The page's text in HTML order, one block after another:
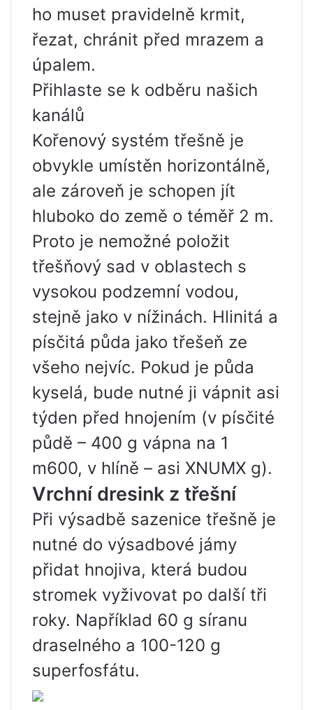
ho muset pravidelně krmit,
řezat, chránit před mrazem a
úpalem.
Přihlaste se k odběru našich
kanálů
Kořenový systém třešně je
obvykle umístěn horizontálně,
ale zároveň je schopen jít
hluboko do země o téměř 2 m.
Proto je nemožné položit
třešňový sad v oblastech s
vysokou podzemní vodou,
stejně jako v nížinách. Hlinitá a
písčitá půda jako třešeň ze
všeho nejvíc. Pokud je půda
kyselá, bude nutné ji vápnit asi
týden před hnojením (v písčité
půdě – 400 g vápna na 1
m600, v hlíně – asi XNUMX g).
Vrchní dresink z třešní
Při výsadbě sazenice třešně je
nutné do výsadbové jámy
přidat hnojiva, která budou
stromek vyživovat po další tři
roky. Například 60 g síranu
draselného a 100-120 g
superfosfátu.